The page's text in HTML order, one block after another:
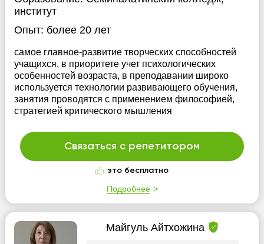
институт
Опыт: более 20 лет
самое главное-развитие творческих способностей
учащихся, в приоритете учет психологических
особенностей возраста, в преподавании широко
используется технологии развивающего обучения,
занятия проводятся с применением философией,
стратегией критического мышления
Связаться с репетитором
это бесплатно
Подробнее
Майгуль Айтхожина